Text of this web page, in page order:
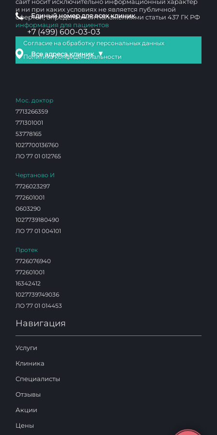
Единый номер для всех клиник
+7 (499) 600-03-03
Все адреса клиник ▼
сайт носит исключительно информационный характер
и ни при каких условиях не является публичной
офертой, определяемой положениями статьи 437 ГК РФ
информация для пациентов
Согласие на обработку персональных данных
Политика конфиденциальности
Мос. доктор
7713266359
771301001
53778165
1027700136760
ЛО 77 01 012765
Чертаново И
7726023297
772601001
0603290
1027739180490
ЛО 77 01 004101
Протек
7726076940
772601001
16342412
1027739749036
ЛО 77 01 014453
Навигация
Услуги
Клиника
Специалисты
Отзывы
Акции
Цены